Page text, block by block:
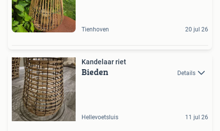
Tienhoven 20 jul 26
Kandelaar riet
Bieden Details
Hellevoetsluis 11 jul 26